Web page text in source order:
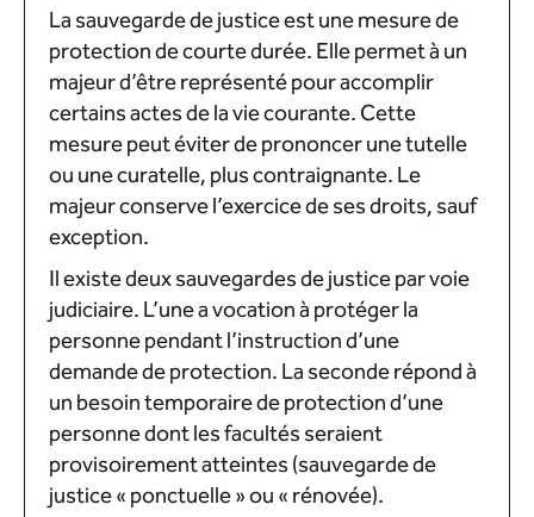
La sauvegarde de justice est une mesure de
protection de courte durée. Elle permet à un
majeur d’être représenté pour accomplir
certains actes de la vie courante. Cette
mesure peut éviter de prononcer une tutelle
ou une curatelle, plus contraignante. Le
majeur conserve l’exercice de ses droits, sauf
exception.
Il existe deux sauvegardes de justice par voie
judiciaire. L’une a vocation à protéger la
personne pendant l’instruction d’une
demande de protection. La seconde répond à
un besoin temporaire de protection d’une
personne dont les facultés seraient
provisoirement atteintes (sauvegarde de
justice « ponctuelle » ou « rénovée).